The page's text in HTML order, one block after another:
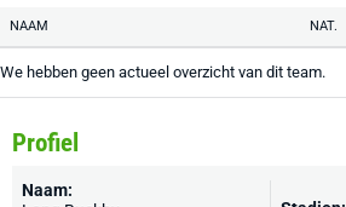
NAAM NAT.
We hebben geen actueel overzicht van dit team.
Profiel
Naam: